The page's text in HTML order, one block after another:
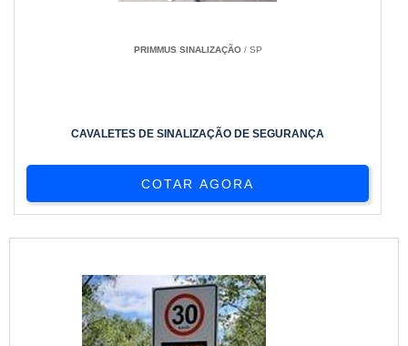
PRIMMUS SINALIZAÇÃO/ SP
CAVALETES DE SINALIZAÇÃO DE SEGURANÇA
COTAR AGORA